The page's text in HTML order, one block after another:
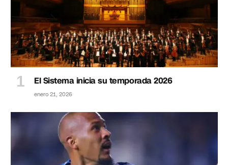
El Sistema inicia su temporada 2026
enero 21, 2026